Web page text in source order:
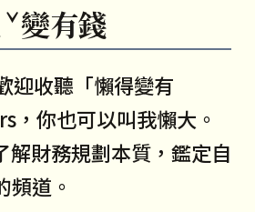
變有錢
收聽「懶得變有
，你也可以叫我懶大。
解財務規劃本質，鑑定自
頻道。